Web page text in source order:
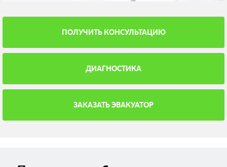
ПОЛУЧИТЬ КОНСУЛЬТАЦИЮ
ДИАГНОСТИКА
ЗАКАЗАТЬ ЭВАКУАТОР